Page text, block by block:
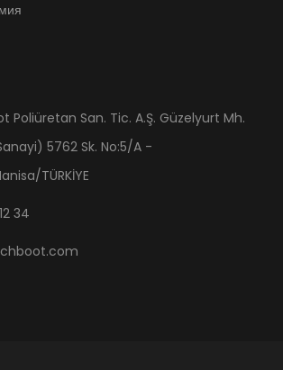
Poliüretan San. Tic. A.Ş. Güzelyurt Mh.
5762 Sk. No:5/A -
TÜRKİYE
34